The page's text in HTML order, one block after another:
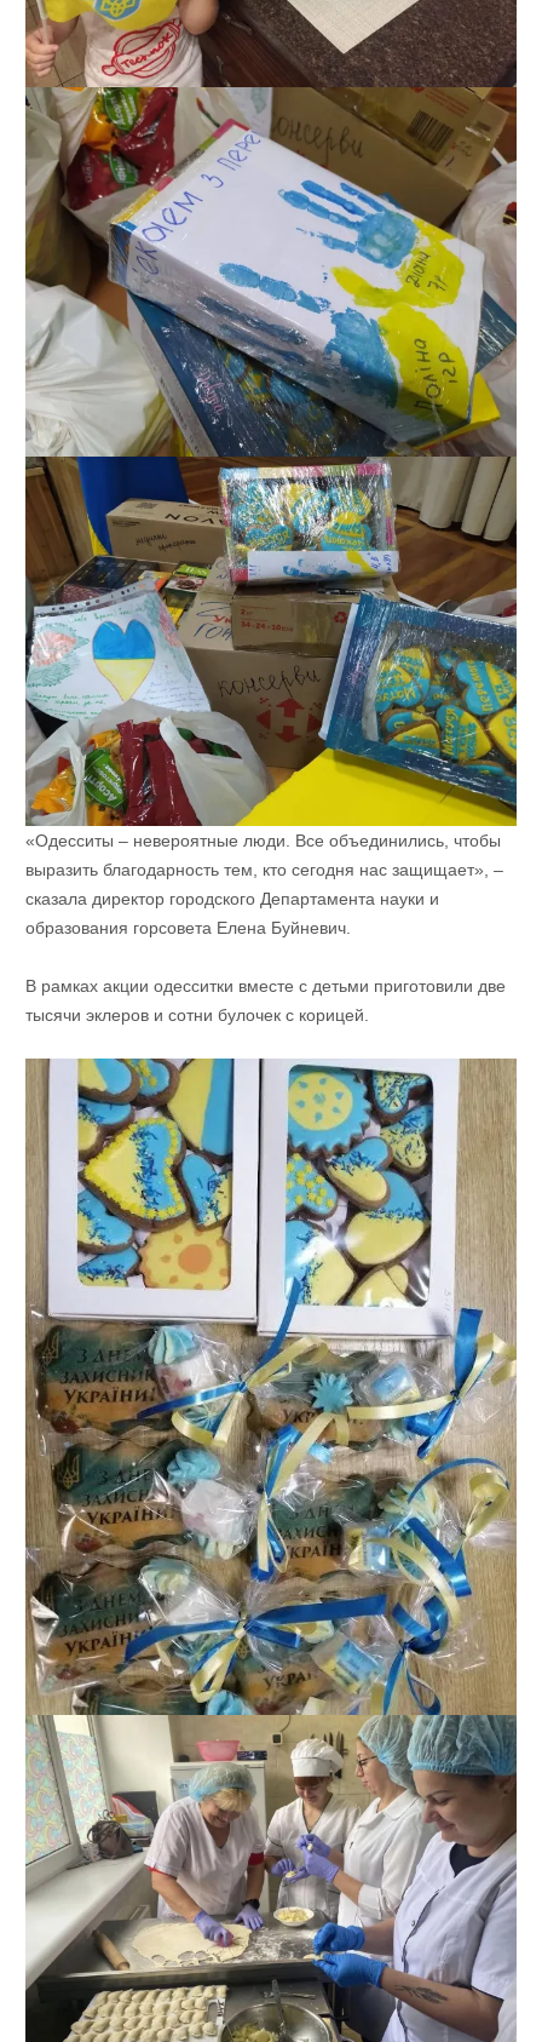
«Одесситы – невероятные люди. Все объединились, чтобы
выразить благодарность тем, кто сегодня нас защищает», –
сказала директор городского Департамента науки и
образования горсовета Елена Буйневич.
В рамках акции одесситки вместе с детьми приготовили две
тысячи эклеров и сотни булочек с корицей.